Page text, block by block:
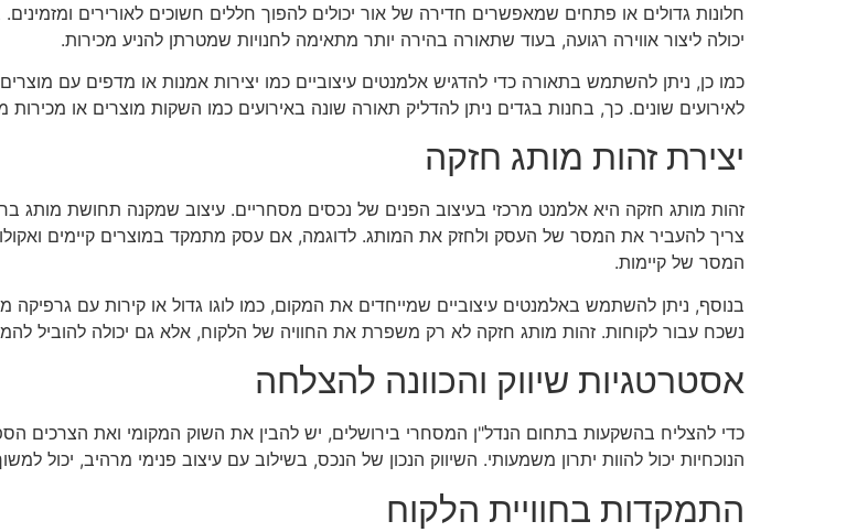
חלונות גדולים או פתחים שמאפשרים חדירה של אור יכולים להפוך חללים חשוכים לאורירים
יכולה ליצור אווירה רגועה, בעוד שתאורה בהירה יותר מתאימה לחנויות שמטרתן להניע מכירות.
כמו כן, ניתן להשתמש בתאורה כדי להדגיש אלמנטים עיצוביים כמו יצירות אמנות או מדפים עם
לאירועים שונים. כך, בחנות בגדים ניתן להדליק תאורה שונה באירועים כמו השקות מוצרים או מכירות
יצירת זהות מותג חזקה
זהות מותג חזקה היא אלמנט מרכזי בעיצוב הפנים של נכסים מסחריים. עיצוב שמקנה תחושת מותג
צריך להעביר את המסר של העסק ולחזק את המותג. לדוגמה, אם עסק מתמקד במוצרים קיימים
המסר של קיימות.
בנוסף, ניתן להשתמש באלמנטים עיצוביים שמייחדים את המקום, כמו לוגו גדול או קירות עם
נשכח עבור לקוחות. זהות מותג חזקה לא רק משפרת את החוויה של הלקוח, אלא גם יכולה להוביל
אסטרטגיות שיווק והכוונה להצלחה
כדי להצליח בהשקעות בתחום הנדל"ן המסחרי בירושלים, יש להבין את השוק המקומי ואת הצרכים
הנוכחיות יכול להוות יתרון משמעותי. השיווק הנכון של הנכס, בשילוב עם עיצוב פנימי מרהיב, יכול
התמקדות בחוויית הלקוח